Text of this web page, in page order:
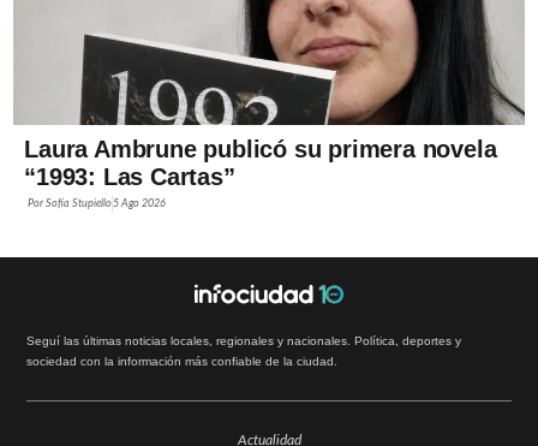
Laura Ambrune publicó su primera novela
“1993: Las Cartas”
PorSofía Stupiello 5 Ago 2026
Seguí las últimas noticias locales, regionales y nacionales. Política, deportes y
sociedad con la información más confiable de la ciudad.
Actualidad